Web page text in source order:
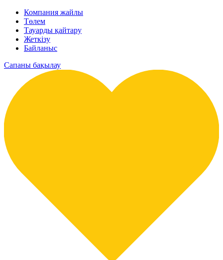
Компания жайлы
Төлем
Тауарды қайтару
Жеткізу
Байланыс
Сапаны бақылау